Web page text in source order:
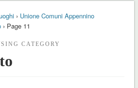
› Unione Comuni Appennino
› Page 11
CATEGORY